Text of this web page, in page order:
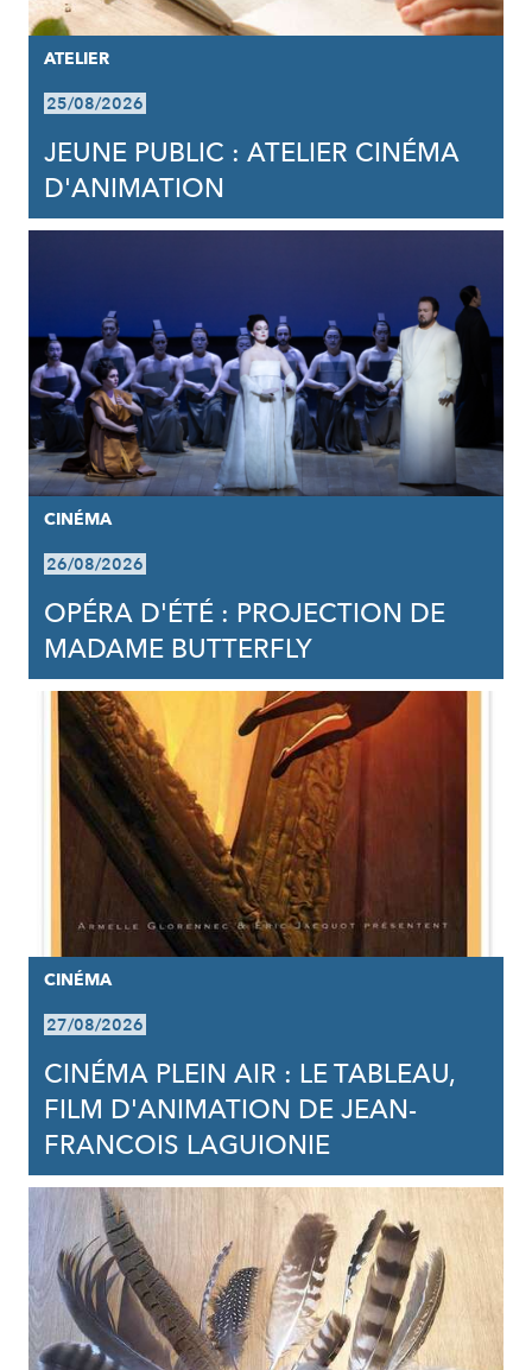
ATELIER
25/08/2026
JEUNE PUBLIC : ATELIER CINÉMA
D'ANIMATION
CINÉMA
26/08/2026
OPÉRA D'ÉTÉ : PROJECTION DE
MADAME BUTTERFLY
CINÉMA
27/08/2026
CINÉMA PLEIN AIR : LE TABLEAU,
FILM D'ANIMATION DE JEAN-
FRANCOIS LAGUIONIE